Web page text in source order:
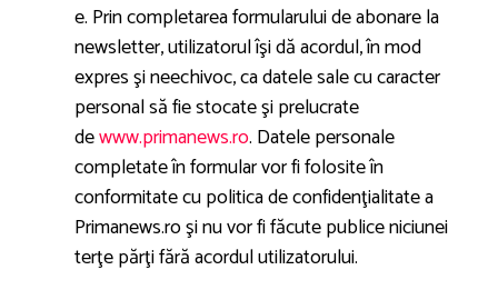
e. Prin completarea formularului de abonare la
newsletter, utilizatorul îşi dă acordul, în mod
expres şi neechivoc, ca datele sale cu caracter
personal să fie stocate şi prelucrate
dewww.primanews.ro. Datele personale
completate în formular vor fi folosite în
conformitate cu politica de confidenţialitate a
Primanews.ro şi nu vor fi făcute publice niciunei
terţe părţi fără acordul utilizatorului.